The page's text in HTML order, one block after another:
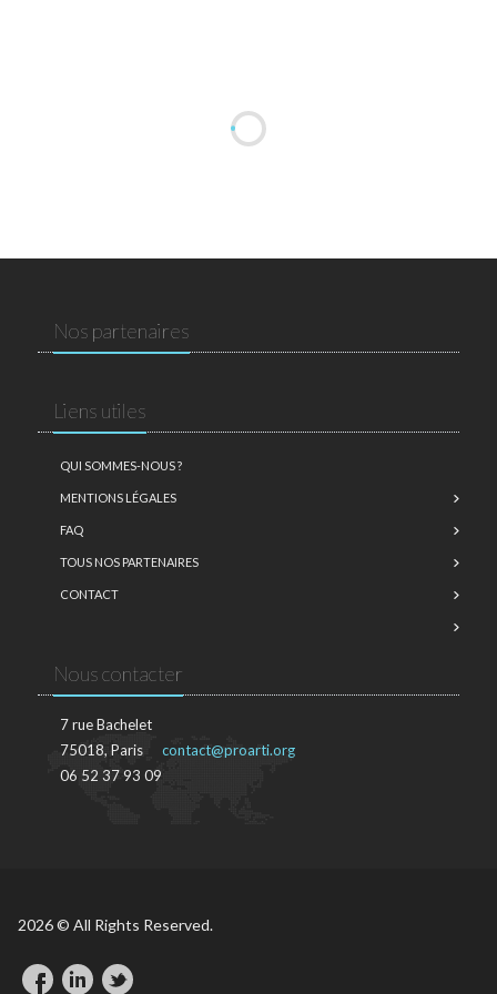
Nos partenaires
Liens utiles
QUI SOMMES-NOUS ?
MENTIONS LÉGALES
FAQ
TOUS NOS PARTENAIRES
CONTACT
Nous contacter
7 rue Bachelet
75018, Paris
06 52 37 93 09
contact@proarti.org
2026 © All Rights Reserved.